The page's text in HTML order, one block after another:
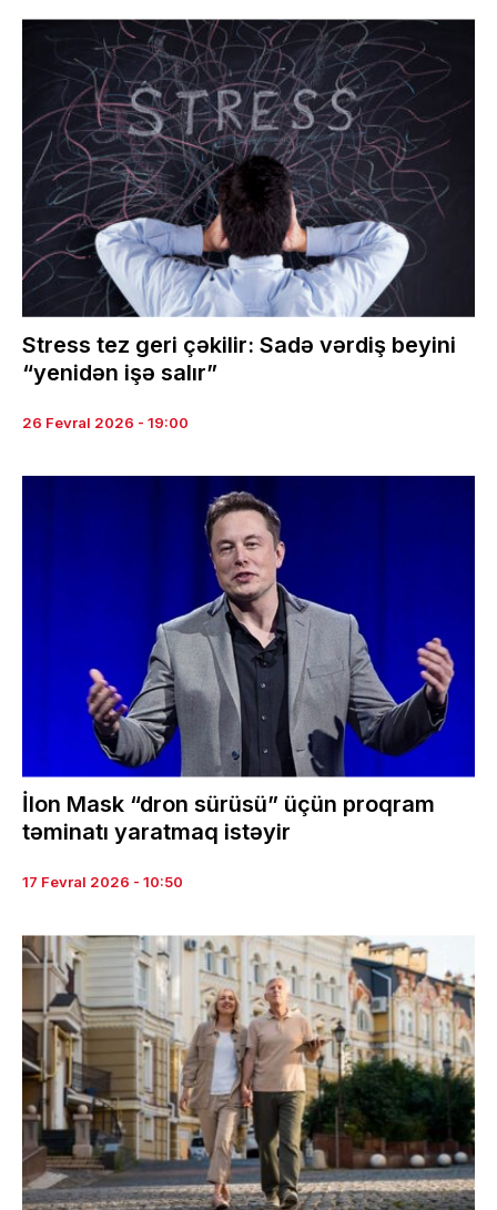
Stress tez geri çəkilir: Sadə vərdiş beyini
“yenidən işə salır”
26 Fevral 2026 - 19:00
İlon Mask “dron sürüsü” üçün proqram
təminatı yaratmaq istəyir
17 Fevral 2026 - 10:50